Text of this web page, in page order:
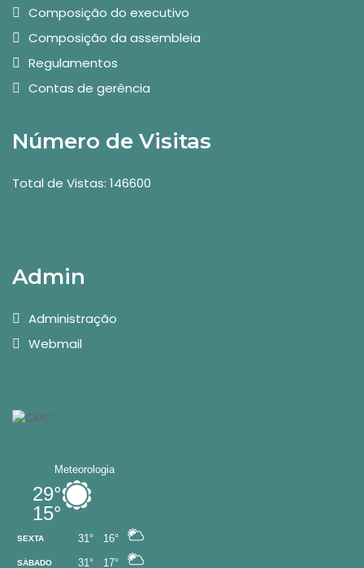
Composição do executivo
Composição da assembleia
Regulamentos
Contas de gerência
Número de Visitas
Total de Vistas: 146600
Admin
Administração
Webmail